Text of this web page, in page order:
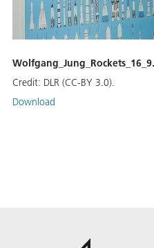
Credit: DLR (CC-BY 3.0).
Download